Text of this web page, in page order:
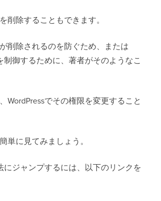
除することもできます。
削除されるのを防ぐため、または
御するために、著者がそのようなこ
でその権限を変更すること
に見てみましょう。
ジャンプするには、以下のリンクを